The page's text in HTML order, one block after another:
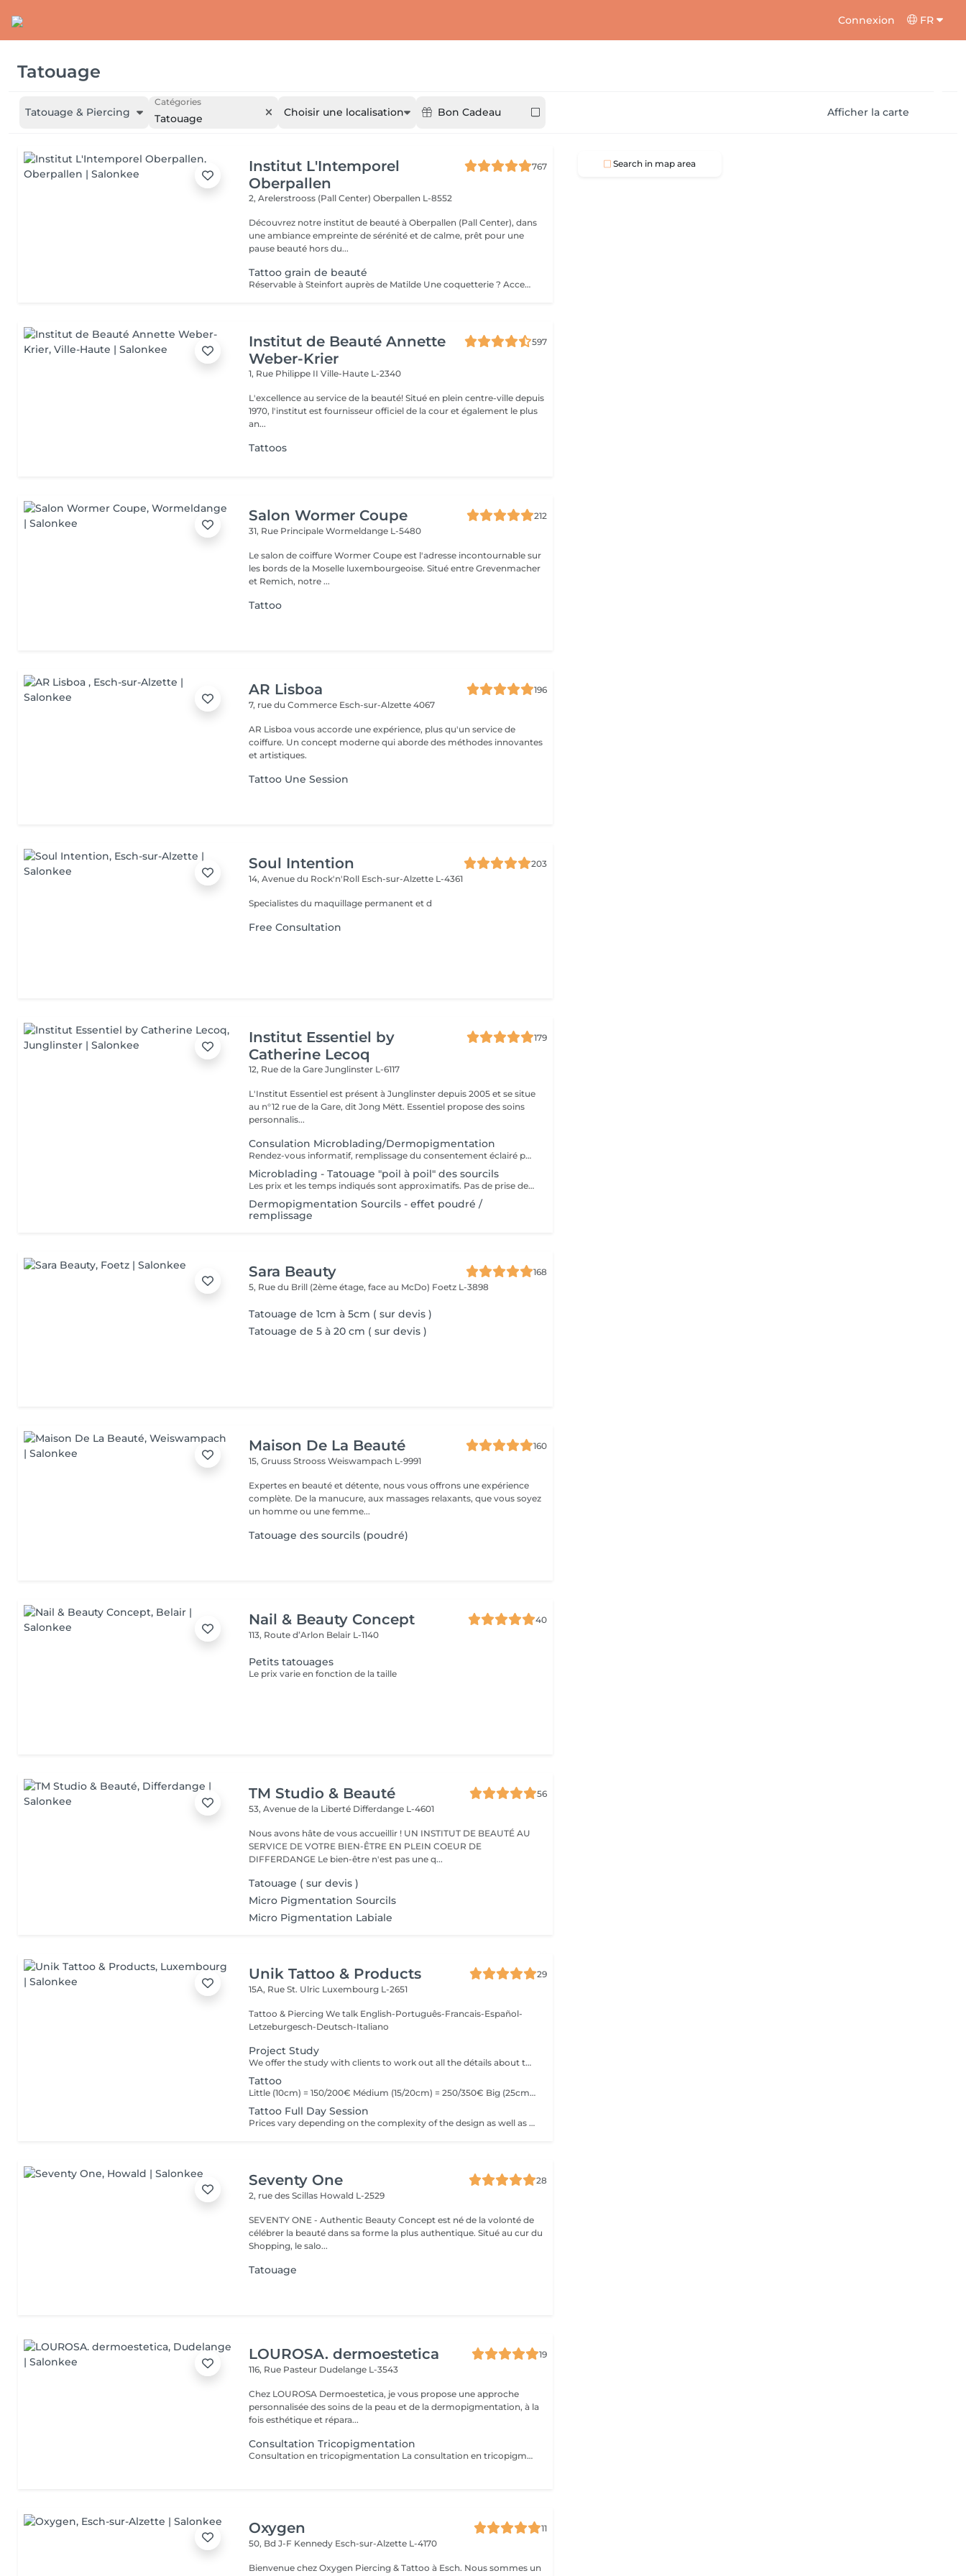
Connexion FR
Tatouage
Tatouage & Piercing
Catégories
Tatouage Choisir une localisation Bon Cadeau Afficher la carte
Institut L'Intemporel
Oberpallen
767
2, Arelerstrooss (Pall Center)Oberpallen L-8552
Découvrez notre institut de beauté à Oberpallen (Pall Center), dans
une ambiance empreinte de sérénité et de calme, prêt pour une
pause beauté hors du...
Tattoo grain de beauté
Réservable à Steinfort auprès de Matilde Une coquetterie ? Accentuer un grain de beauté déjà existant ? Une jolie mouche à la Maryline Monroe ? Au choix... Sans douleur, pas de retouche nécessaire ( mais comprise si besoin ), longue durée dans le temps ( jusqu'à 18 mois )
Institut de Beauté Annette
Weber-Krier
597
1, Rue Philippe IIVille-Haute L-2340
L'excellence au service de la beauté! Situé en plein centre-ville depuis
1970, l'institut est fournisseur officiel de la cour et également le plus
an...
Tattoos
Salon Wormer Coupe
212
31, Rue PrincipaleWormeldange L-5480
Le salon de coiffure Wormer Coupe est l'adresse incontournable sur
les bords de la Moselle luxembourgeoise. Situé entre Grevenmacher
et Remich, notre ...
Tattoo
AR Lisboa
196
7, rue du Commerce Esch-sur-Alzette 4067
AR Lisboa vous accorde une expérience, plus qu'un service de
coiffure. Un concept moderne qui aborde des méthodes innovantes
et artistiques.
Tattoo Une Session
Soul Intention
203
14, Avenue du Rock'n'Roll Esch-sur-Alzette L-4361
Specialistes du maquillage permanent et d
Free Consultation
Institut Essentiel by
Catherine Lecoq
179
12, Rue de la GareJunglinster L-6117
L'Institut Essentiel est présent à Junglinster depuis 2005 et se situe
au n°12 rue de la Gare, dit Jong Mëtt. Essentiel propose des soins
personnalis...
Consulation Microblading/Dermopigmentation
Rendez-vous informatif, remplissage du consentement éclairé pour la réalisation d'un acte de tatouage. Évaluation du tatouage à réaliser, choix de la technique la mieux adaptée. La consultation est considérée comme un acompte si prise de rendez-vous pour le tatouage endéans les 15 jours.
Microblading - Tatouage "poil à poil" des sourcils
Les prix et les temps indiqués sont approximatifs. Pas de prise de rendez-vous sans consultation préalable. Réservable en ligne ou par téléphone.
Dermopigmentation Sourcils - effet poudré /
remplissage
Sara Beauty
168
5, Rue du Brill (2ème étage, face au McDo) Foetz L-3898
Tatouage de 1cm à 5cm ( sur devis )
Tatouage de 5 à 20 cm ( sur devis )
Maison De La Beauté
160
15, Gruuss StroossWeiswampach L-9991
Expertes en beauté et détente, nous vous offrons une expérience
complète. De la manucure, aux massages relaxants, que vous soyez
un homme ou une femme...
Tatouage des sourcils (poudré)
Nail & Beauty Concept
40
113, Route d’Arlon Belair L-1140
Petits tatouages
Le prix varie en fonction de la taille
TM Studio & Beauté
56
53, Avenue de la Liberté Differdange L-4601
Nous avons hâte de vous accueillir ! UN INSTITUT DE BEAUTÉ AU
SERVICE DE VOTRE BIEN-ÊTRE EN PLEIN COEUR DE
DIFFERDANGE Le bien-être n'est pas une q...
Tatouage ( sur devis )
Micro Pigmentation Sourcils
Micro Pigmentation Labiale
Unik Tattoo & Products
29
15A, Rue St. Ulric Luxembourg L-2651
Tattoo & Piercing We talk English-Português-Francais-Español-
Letzeburgesch-Deutsch-Italiano
Project Study
We offer the study with clients to work out all the détails about their tattoo.
Tattoo
Little (10cm) = 150/200€ Médium (15/20cm) = 250/350€ Big (25cm/+) = start at 400€ Custom quotes per project! The prices vary depending on the complexity of the design as well as the área to be tattoed!
Tattoo Full Day Session
Prices vary depending on the complexity of the design as well as the área to be tattoed.
Seventy One
28
2, rue des Scillas Howald L-2529
SEVENTY ONE - Authentic Beauty Concept est né de la volonté de
célébrer la beauté dans sa forme la plus authentique. Situé au cur du
Shopping, le salo...
Tatouage
LOUROSA. dermoestetica
19
116, Rue Pasteur Dudelange L-3543
Chez LOUROSA Dermoestetica, je vous propose une approche
personnalisée des soins de la peau et de la dermopigmentation, à la
fois esthétique et répara...
Consultation Tricopigmentation
Consultation en tricopigmentation La consultation en tricopigmentation est une étape indispensable avant toute prestation. Elle permet d'analyser votre cuir chevelu, d'évaluer vos besoins et de définir un protocole personnalisé en fonction de votre type de perte capillaire, de votre carnation et du résultat souhaité. Ce rendez-vous comprend une analyse de la zone à traiter, des conseils sur la technique la plus adaptée, ainsi qu'un échange pour répondre à vos questions et vérifier l'absence de contre-indications. Le montant de la consultation est déduit du tarif de la prestation si celle-ci est réalisée dans les 2 mois suivant la consultation.
Oxygen
11
50, Bd J-F Kennedy Esch-sur-Alzette L-4170
Bienvenue chez Oxygen Piercing & Tattoo à Esch. Nous sommes un
Search in map area